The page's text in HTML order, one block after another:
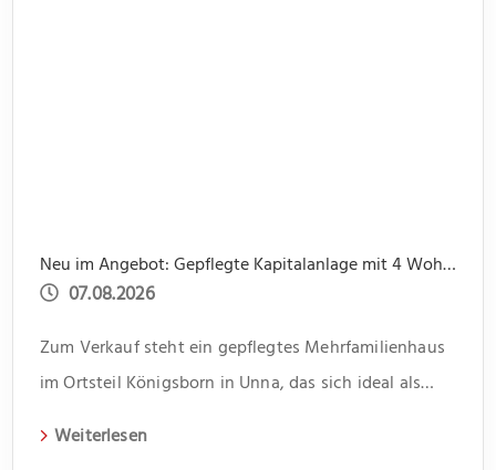
Neu im Angebot: Gepflegte Kapitalanlage mit 4 Wohnungen und 4 Garagen, ruhige Lage
07.08.2026
Zum Verkauf steht ein gepflegtes Mehrfamilienhaus
im Ortsteil Königsborn in Unna, das sich ideal als
Weiterlesen